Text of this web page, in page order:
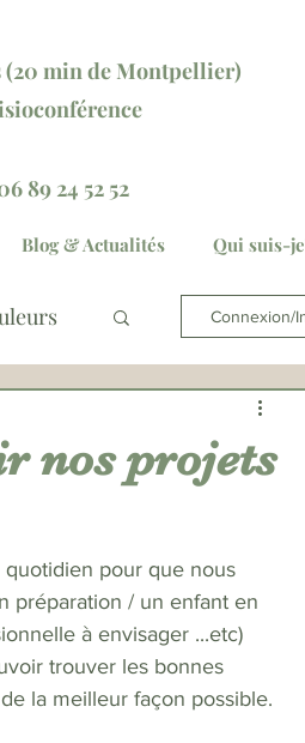
(20 minde Montpellier)
89 24 52 52
Blog & Actualités Qui suis-
Connexion/
nos projets
pour que nous
préparation / un enfant en
à envisager ...etc)
trouver les bonnes
la meilleur façon possible.